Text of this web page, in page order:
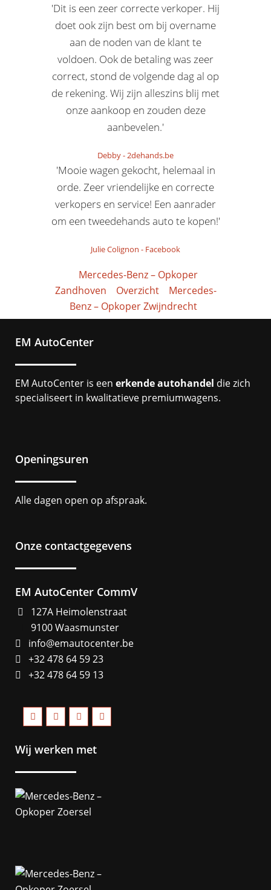
'Dit is een zeer correcte verkoper. Hij
doet ook zijn best om bij overname
aan de noden van de klant te
voldoen. Ook de betaling was zeer
correct, stond de volgende dag al op
de rekening. Wij zijn alleszins blij met
onze aankoop en zouden deze
aanbevelen.'
Debby-2dehands.be
'Mooie wagen gekocht, helemaal in
orde. Zeer vriendelijke en correcte
verkopers en service! Een aanrader
om een tweedehands auto te kopen!'
Julie Colignon - Facebook
Mercedes-Benz – Opkoper
Zandhoven
Overzicht
Mercedes-
Benz – Opkoper Zwijndrecht
EM AutoCenter
EM AutoCenter is een erkende autohandel die zich
specialiseert in kwalitatieve premiumwagens.
Openingsuren
Alle dagen open op afspraak.
Onze contactgegevens
EM AutoCenter CommV
127A Heimolenstraat
9100 Waasmunster
info@emautocenter.be
+32 478 64 59 23
+32 478 64 59 13
Wij werken met